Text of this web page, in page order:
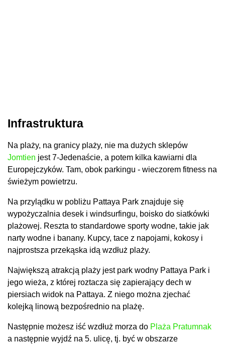
Infrastruktura
Na plaży, na granicy plaży, nie ma dużych sklepów
Jomtien jest 7-Jedenaście, a potem kilka kawiarni dla
Europejczyków. Tam, obok parkingu - wieczorem fitness na
świeżym powietrzu.
Na przylądku w pobliżu Pattaya Park znajduje się
wypożyczalnia desek i windsurfingu, boisko do siatkówki
plażowej. Reszta to standardowe sporty wodne, takie jak
narty wodne i banany. Kupcy, tace z napojami, kokosy i
najprostsza przekąska idą wzdłuż plaży.
Największą atrakcją plaży jest park wodny Pattaya Park i
jego wieża, z której roztacza się zapierający dech w
piersiach widok na Pattaya. Z niego można zjechać
kolejką linową bezpośrednio na plażę.
Następnie możesz iść wzdłuż morza do Plaża Pratumnak
a następnie wyjdź na 5. ulicę, tj. być w obszarze